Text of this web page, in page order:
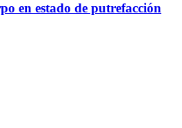
en estado de putrefacción